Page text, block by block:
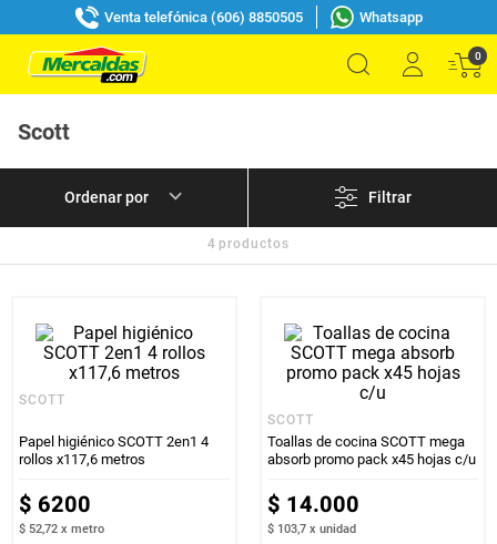
Venta telefónica (606) 8850505 Whatsapp
0
Scott
Filtrar
4 productos
SCOTT
Papel higiénico SCOTT 2en1 4
rollos x117,6 metros
$ 6200
$ 52,72 x metro
SCOTT
Toallas de cocina SCOTT mega
absorb promo pack x45 hojas c/u
$ 14.000
$ 103,7 x unidad